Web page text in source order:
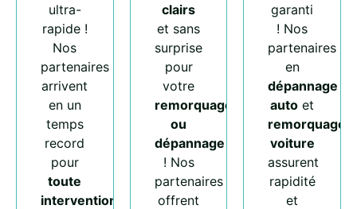
ultra-
rapide !
Nos
partenaires
arrivent
en un
temps
record
pour
toute
intervention
clairs
et sans
surprise
pour
votre
remorquage
ou
dépannage
! Nos
partenaires
offrent
garanti
! Nos
partenaires
en
dépannage
auto et
remorquage
voiture
assurent
rapidité
et